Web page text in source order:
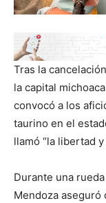
Tras la
la capital
convocó a los
taurino en el
llamó “la libertad
Durante una
Mendoza aseguró